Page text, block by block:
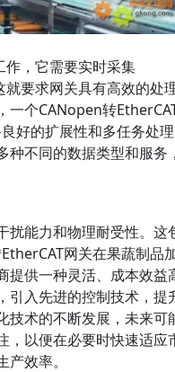
，它需要实时采集
要求网关具有高效的处
一个CANopen转
好的扩展性和多任务处理
种不同的数据类型和服务
扰能力和物理耐受性。这
网关在果蔬制品
提供一种灵活、成本效益
引入先进的控制技术，提
技术的不断发展，未来可
，以便在必要时快速适应
效率。